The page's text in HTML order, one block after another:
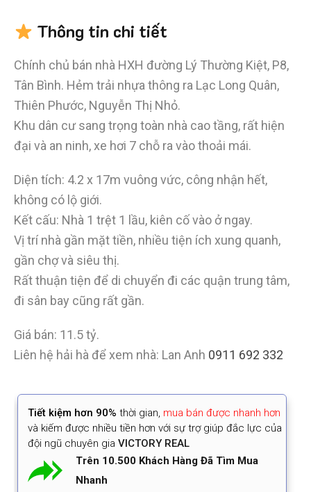
Thông tin chi tiết
Chính chủ bán nhà HXH đường Lý Thường Kiệt, P8,
Tân Bình. Hẻm trải nhựa thông ra Lạc Long Quân,
Thiên Phước, Nguyễn Thị Nhỏ.
Khu dân cư sang trọng toàn nhà cao tầng, rất hiện
đại và an ninh, xe hơi 7 chỗ ra vào thoải mái.
Diện tích: 4.2 x 17m vuông vức, công nhận hết,
không có lộ giới.
Kết cấu: Nhà 1 trệt 1 lầu, kiên cố vào ở ngay.
Vị trí nhà gần mặt tiền, nhiều tiện ích xung quanh,
gần chợ và siêu thị.
Rất thuận tiện để di chuyển đi các quận trung tâm,
đi sân bay cũng rất gần.
Giá bán: 11.5 tỷ.
Liên hệ hải hà để xem nhà: Lan Anh 0911 692 332
Tiết kiệm hơn 90% thời gian, mua bán được nhanh hơn
và kiếm được nhiều tiền hơn với sự trợ giúp đắc lực của
đội ngũ chuyên gia VICTORY REAL
Trên 10.500 Khách Hàng Đã Tìm Mua
Nhanh